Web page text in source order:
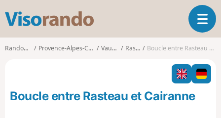
s
o
O
u
i
r
l
Randonnées Provence-Alpes-Côte d'Azur Vaucluse Rasteau Boucle entre Rasteau et Cairanne
Boucle entre Rasteau et Cairanne